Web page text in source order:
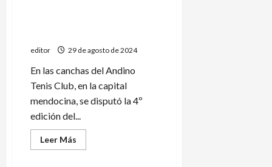
editor 29 de agosto de 2024
En las canchas del Andino
Tenis Club, en la capital
mendocina, se disputó la 4º
edición del...
Leer Más
más